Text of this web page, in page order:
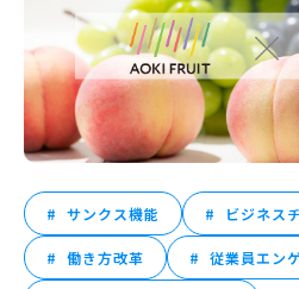
サンクス機能 ビジネス
働き方改革 従業員エン